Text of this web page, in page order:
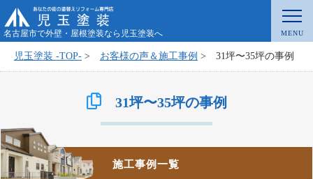
名古屋市で外壁・屋根塗装なら児玉塗装へ
児玉塗装 -TOP- > お客様の声＆施工事例 > 31坪〜35坪の事例
31坪〜35坪の事例
施工事例一覧